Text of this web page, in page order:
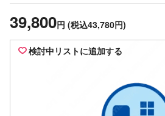
39,800円 (税込43,780円)
検討中リストに追加する